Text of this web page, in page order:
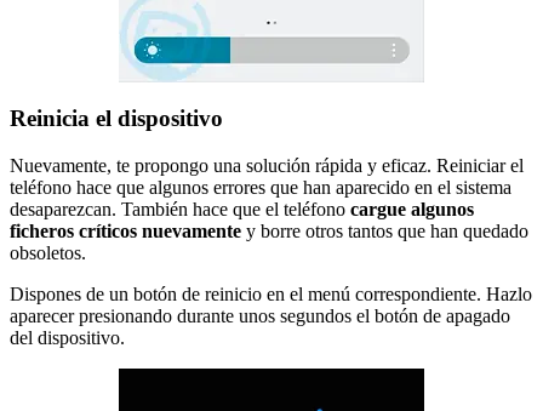
Reinicia el dispositivo
Nuevamente, te propongo una solución rápida y eficaz. Reiniciar el
teléfono hace que algunos errores que han aparecido en el sistema
desaparezcan. También hace que el teléfono cargue algunos
ficheros críticos nuevamente y borre otros tantos que han quedado
obsoletos.
Dispones de un botón de reinicio en el menú correspondiente. Hazlo
aparecer presionando durante unos segundos el botón de apagado
del dispositivo.